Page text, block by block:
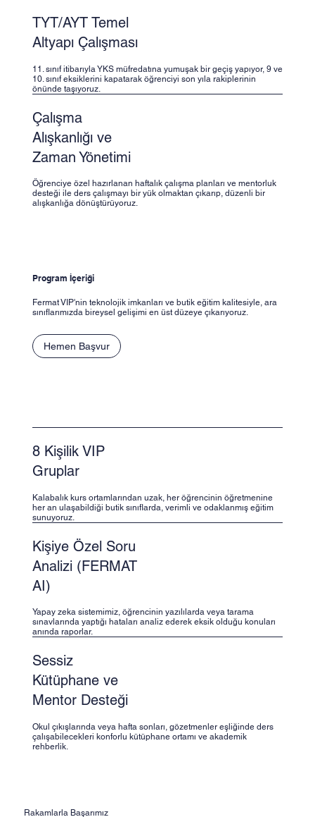
TYT/AYT Temel
Altyapı Çalışması
11. sınıf itibarıyla YKS müfredatına yumuşak bir geçiş yapıyor, 9 ve
10. sınıf eksiklerini kapatarak öğrenciyi son yıla rakiplerinin
önünde taşıyoruz.
Çalışma
Alışkanlığı ve
Zaman Yönetimi
Öğrenciye özel hazırlanan haftalık çalışma planları ve mentorluk
desteği ile ders çalışmayı bir yük olmaktan çıkarıp, düzenli bir
alışkanlığa dönüştürüyoruz.
Program İçeriği
Fermat VIP'nin teknolojik imkanları ve butik eğitim kalitesiyle, ara
sınıflarımızda bireysel gelişimi en üst düzeye çıkarıyoruz.
Hemen Başvur
8 Kişilik VIP
Gruplar
Kalabalık kurs ortamlarından uzak, her öğrencinin öğretmenine
her an ulaşabildiği butik sınıflarda, verimli ve odaklanmış eğitim
sunuyoruz.
Kişiye Özel Soru
Analizi (FERMAT
AI)
Yapay zeka sistemimiz, öğrencinin yazılılarda veya tarama
sınavlarında yaptığı hataları analiz ederek eksik olduğu konuları
anında raporlar.
Sessiz
Kütüphane ve
Mentor Desteği
Okul çıkışlarında veya hafta sonları, gözetmenler eşliğinde ders
çalışabilecekleri konforlu kütüphane ortamı ve akademik
rehberlik.
Rakamlarla Başarımız